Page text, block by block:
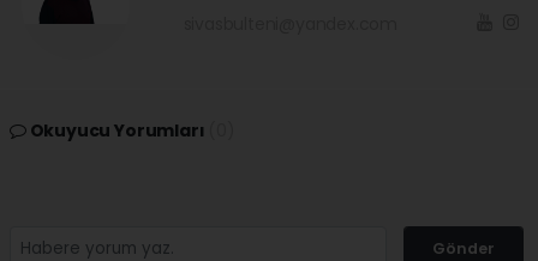
Okuyucu Yorumları
Gönder